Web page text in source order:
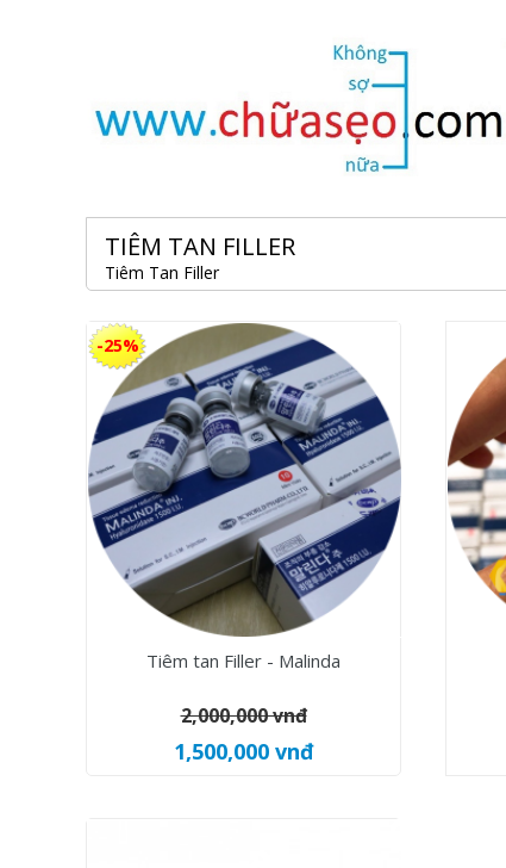
TIÊM TAN FILLER
Tiêm Tan Filler
Tiêm tan Filler - Malinda
2,000,000 vnđ
1,500,000 vnđ
-25%